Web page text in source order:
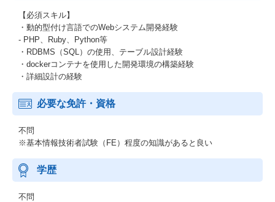
【必須スキル】
・動的型付け言語でのWebシステム開発経験
- PHP、Ruby、Python等
・RDBMS（SQL）の使用、テーブル設計経験
・dockerコンテナを使用した開発環境の構築経験
・詳細設計の経験
必要な免許・資格
不問
※基本情報技術者試験（FE）程度の知識があると良い
学歴
不問